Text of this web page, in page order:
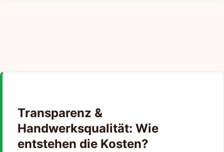
Transparenz &
Handwerksqualität: Wie
entstehen die Kosten?